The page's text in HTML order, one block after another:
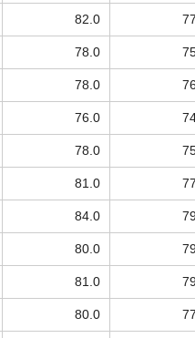
82.0
78.0
78.0
76.0
78.0
81.0
84.0
80.0
81.0
80.0